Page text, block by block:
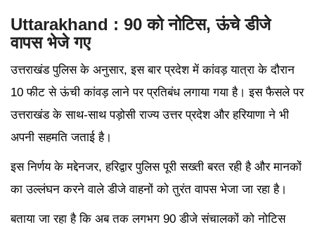
Uttarakhand : 90 को नोटिस, ऊंचे डीजे
वापस भेजे गए
उत्तराखंड पुलिस के अनुसार, इस बार प्रदेश में कांवड़ यात्रा के दौरान
10 फीट से ऊंची कांवड़ लाने पर प्रतिबंध लगाया गया है। इस फैसले पर
उत्तराखंड के साथ-साथ पड़ोसी राज्य उत्तर प्रदेश और हरियाणा ने भी
अपनी सहमति जताई है।
इस निर्णय के मद्देनजर, हरिद्वार पुलिस पूरी सख्ती बरत रही है और मानकों
का उल्लंघन करने वाले डीजे वाहनों को तुरंत वापस भेजा जा रहा है।
बताया जा रहा है कि अब तक लगभग 90 डीजे संचालकों को नोटिस